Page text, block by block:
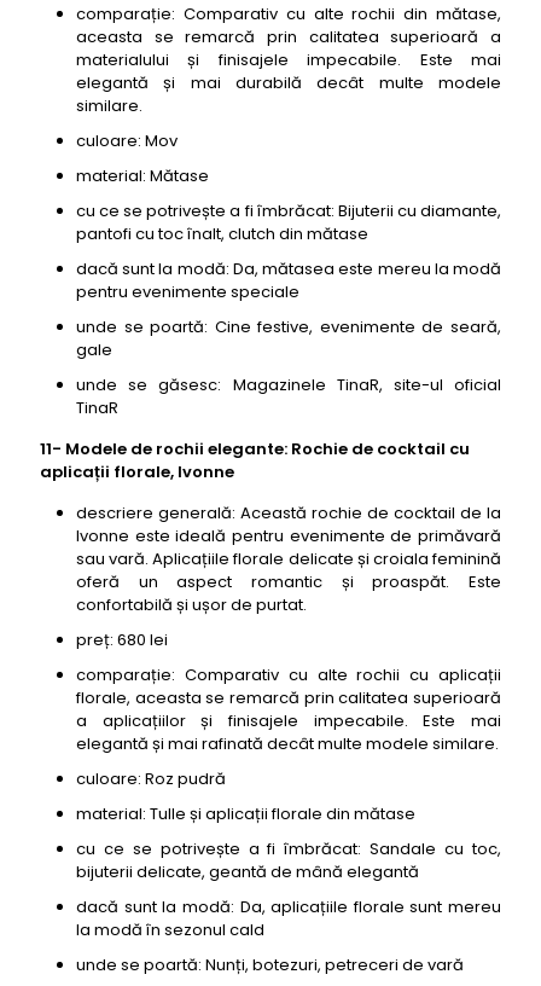
comparație: Comparativ cu alte rochii din mătase,
aceasta se remarcă prin calitatea superioară a
materialului și finisajele impecabile. Este mai
elegantă și mai durabilă decât multe modele
similare.
culoare: Mov
material: Mătase
cu ce se potrivește a fi îmbrăcat: Bijuterii cu diamante,
pantofi cu toc înalt, clutch din mătase
dacă sunt la modă: Da, mătasea este mereu la modă
pentru evenimente speciale
unde se poartă: Cine festive, evenimente de seară,
gale
unde se găsesc: Magazinele TinaR, site-ul oficial
TinaR
11- Modele de rochii elegante: Rochie de cocktail cu
aplicații florale, Ivonne
descriere generală: Această rochie de cocktail de la
Ivonne este ideală pentru evenimente de primăvară
sau vară. Aplicațiile florale delicate și croiala feminină
oferă un aspect romantic și proaspăt. Este
confortabilă și ușor de purtat.
preț: 680 lei
comparație: Comparativ cu alte rochii cu aplicații
florale, aceasta se remarcă prin calitatea superioară
a aplicațiilor și finisajele impecabile. Este mai
elegantă și mai rafinată decât multe modele similare.
culoare: Roz pudră
material: Tulle și aplicații florale din mătase
cu ce se potrivește a fi îmbrăcat: Sandale cu toc,
bijuterii delicate, geantă de mână elegantă
dacă sunt la modă: Da, aplicațiile florale sunt mereu
la modă în sezonul cald
unde se poartă: Nunți, botezuri, petreceri de vară